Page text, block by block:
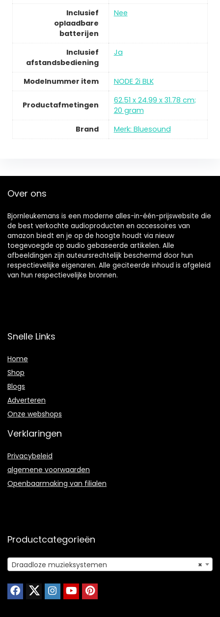
Inclusief
oplaadbare
batterijen
Nee
Inclusief
afstandsbediening
Ja
Modelnummer item NODE 2i BLK
Productafmetingen
62.51 x 24.99 x 31.78 cm;
20 gram
Brand
Merk: Bluesound
Over ons
Bjornleukemans is een moderne alles-in-één-prijswebsite die
de best verkochte audioproducten en accessoires van
amazon biedt en je op de hoogte houdt via nieuw
toegevoegde op audio gebaseerde artikelen. Alle
afbeeldingen zijn auteursrechtelijk beschermd door hun
respectievelijke eigenaren. Alle geciteerde inhoud is afgeleid
van hun respectievelijke bronnen.
Snelle Links
Home
Shop
Blogs
Adverteren
Onze webshops
Verklaringen
Privacybeleid
algemene voorwaarden
Openbaarmaking van filialen
Productcategorieën
×
Draadloze muzieksystemen